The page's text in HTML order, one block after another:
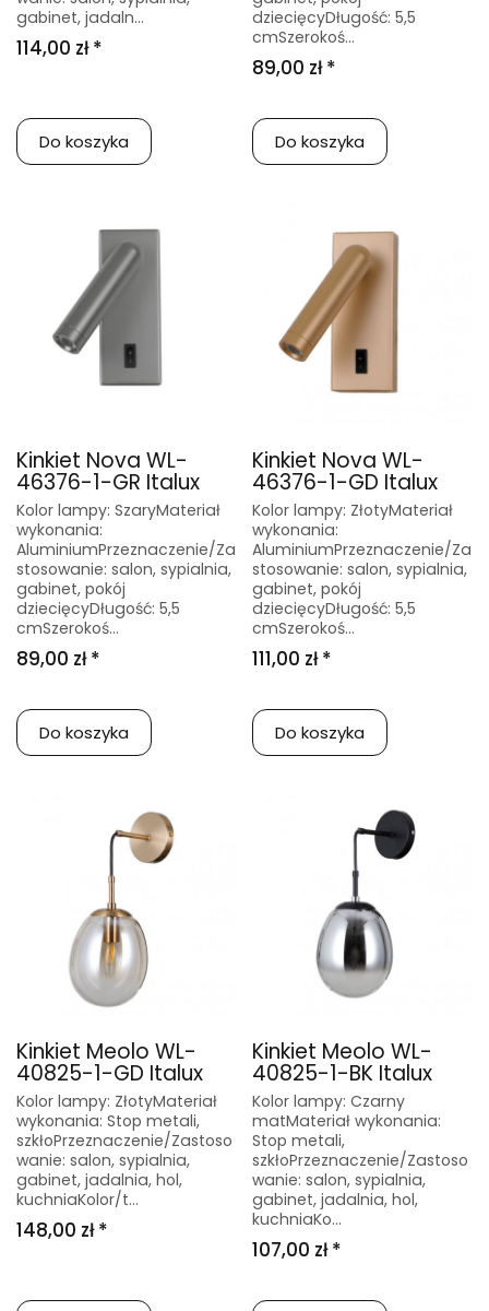
gabinet, jadaln...
114,00 zł *
Do koszyka
dziecięcyDługość: 5,5
cmSzerokoś...
89,00 zł *
Do koszyka
Kinkiet Nova WL-
46376-1-GR Italux
Kolor lampy: SzaryMateriał
wykonania:
AluminiumPrzeznaczenie/Za
stosowanie: salon, sypialnia,
gabinet, pokój
dziecięcyDługość: 5,5
cmSzerokoś...
89,00 zł *
Do koszyka
Kinkiet Nova WL-
46376-1-GD Italux
Kolor lampy: ZłotyMateriał
wykonania:
AluminiumPrzeznaczenie/Za
stosowanie: salon, sypialnia,
gabinet, pokój
dziecięcyDługość: 5,5
cmSzerokoś...
111,00 zł *
Do koszyka
Kinkiet Meolo WL-
40825-1-GD Italux
Kolor lampy: ZłotyMateriał
wykonania: Stop metali,
szkłoPrzeznaczenie/Zastoso
wanie: salon, sypialnia,
gabinet, jadalnia, hol,
kuchniaKolor/t...
148,00 zł *
Kinkiet Meolo WL-
40825-1-BK Italux
Kolor lampy: Czarny
matMateriał wykonania:
Stop metali,
szkłoPrzeznaczenie/Zastoso
wanie: salon, sypialnia,
gabinet, jadalnia, hol,
kuchniaKo...
107,00 zł *